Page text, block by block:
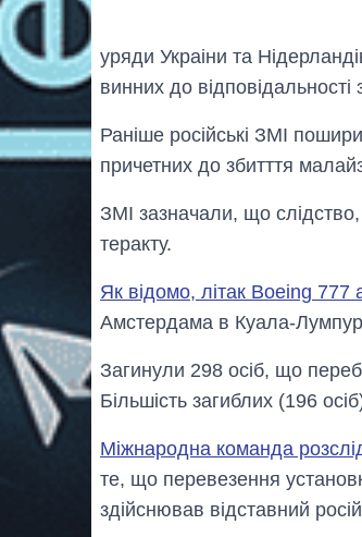
уряди Украіни та
винних до
Раніше російські ЗМІ
причетних до збитття
ЗМІ зазначали, що слідство,
теракту.
Як відомо, літак Boeing 777
Амстердама в Куала-
Загинули 298 осіб, що
Більшість загиблих (196
Міжнародна команда
те, що перевезення
здійснював відставний